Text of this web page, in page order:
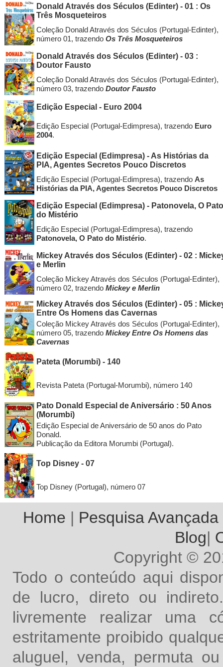
Donald Através dos Séculos (Edinter) - 01 : Os
Três Mosqueteiros
Coleção Donald Através dos Séculos (Portugal-Edinter),
número 01, trazendo Os Três Mosqueteiros
Donald Através dos Séculos (Edinter) - 03 :
Doutor Fausto
Coleção Donald Através dos Séculos (Portugal-Edinter),
número 03, trazendo Doutor Fausto
Edição Especial - Euro 2004
Edição Especial (Portugal-Edimpresa), trazendo Euro
2004.
Edição Especial (Edimpresa) - As Histórias da
PIA, Agentes Secretos Pouco Discretos
Edição Especial (Portugal-Edimpresa), trazendo As
Histórias da PIA, Agentes Secretos Pouco Discretos
Edição Especial (Edimpresa) - Patonovela, O Pato
do Mistério
Edição Especial (Portugal-Edimpresa), trazendo
Patonovela, O Pato do Mistério.
Mickey Através dos Séculos (Edinter) - 02 :
e Merlin
Coleção Mickey Através dos Séculos (Portugal-Edinter),
número 02, trazendo Mickey e Merlin
Mickey Através dos Séculos (Edinter) - 05 :
Entre Os Homens das Cavernas
Coleção Mickey Através dos Séculos (Portugal-Edinter),
número 05, trazendo Mickey Entre Os Homens das
Cavernas
Pateta (Morumbi) - 140
Revista Pateta (Portugal-Morumbi), número 140
Pato Donald Especial de Aniversário : 50 Anos
(Morumbi)
Edição Especial de Aniversário de 50 anos do Pato
Donald.
Publicação da Editora Morumbi (Portugal).
Top Disney - 07
Top Disney (Portugal), número 07
Home | Pesquisa Avançada
Blog|
Copyright ©
Todo o conteúdo aqui
de lucro, direto ou
livremente realizar uma
estritamente proibido
aluguel, venda, permuta